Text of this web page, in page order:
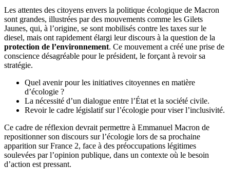
Les attentes des citoyens envers la politique écologique de Macron
sont grandes, illustrées par des mouvements comme les Gilets
Jaunes, qui, à l’origine, se sont mobilisés contre les taxes sur le
diesel, mais ont rapidement élargi leur discours à la question de la
protection de l’environnement. Ce mouvement a créé une prise de
conscience désagréable pour le président, le forçant à revoir sa
stratégie.
Quel avenir pour les initiatives citoyennes en matière
d’écologie ?
La nécessité d’un dialogue entre l’État et la société civile.
Revoir le cadre législatif sur l’écologie pour viser l’inclusivité.
Ce cadre de réflexion devrait permettre à Emmanuel Macron de
repositionner son discours sur l’écologie lors de sa prochaine
apparition sur France 2, face à des préoccupations légitimes
soulevées par l’opinion publique, dans un contexte où le besoin
d’action est pressant.